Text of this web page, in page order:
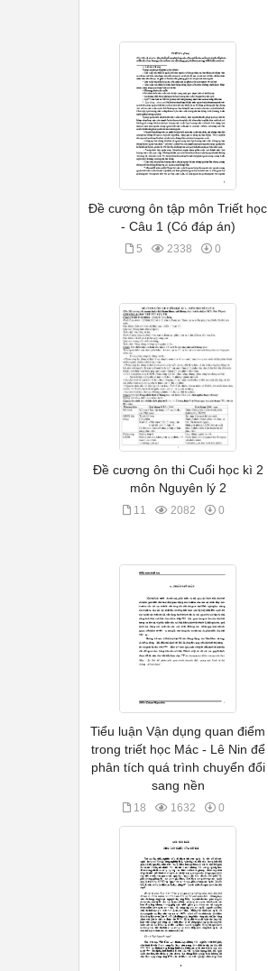
Đề cương ôn tập môn Triết học
- Câu 1 (Có đáp án)
5 2338 0
Đề cương ôn thi Cuối học kì 2
môn Nguyên lý 2
11 2082 0
Tiểu luận Vận dụng quan điểm
trong triết học Mác - Lê Nin để
phân tích quá trình chuyển đổi
sang nền
18 1632 0